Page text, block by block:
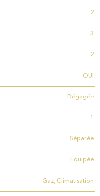
2
3
2
OUI
Dégagée
1
Séparée
Equipée
Gaz, Climatisation